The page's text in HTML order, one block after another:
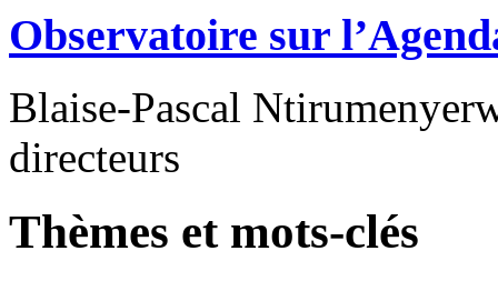
Observatoire sur
Blaise-Pascal
directeurs
Thèmes et mots-clés